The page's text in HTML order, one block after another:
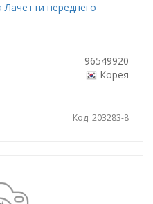
переднего
96549920
Корея
Код: 203283-8